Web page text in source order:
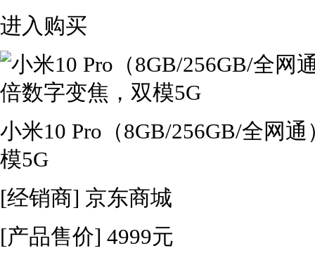
进入购买
小米10 Pro（8GB/256GB/全网
模5G
[经销商] 京东商城
[产品售价] 4999元